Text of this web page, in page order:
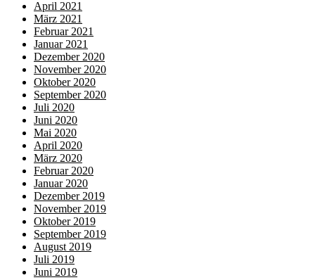
April 2021
März 2021
Februar 2021
Januar 2021
Dezember 2020
November 2020
Oktober 2020
September 2020
Juli 2020
Juni 2020
Mai 2020
April 2020
März 2020
Februar 2020
Januar 2020
Dezember 2019
November 2019
Oktober 2019
September 2019
August 2019
Juli 2019
Juni 2019